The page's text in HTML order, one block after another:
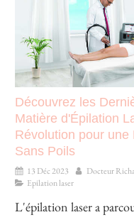
Découvrez les
Matière d'Épilation
Révolution pour une
Sans Poils
13 Déc 2023
Docteur
Epilation laser
L'épilation laser a